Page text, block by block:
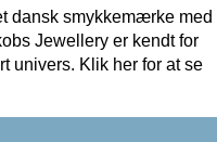
dansk smykkemærke med
Jewellery er kendt for
univers. Klik her for at se